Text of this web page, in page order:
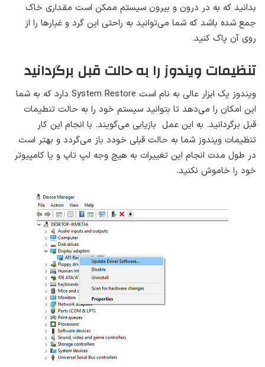
بدانید که به در درون و بیرون سیستم ممکن است مقداری خاک
جمع شده باشد که شما می‌توانید به راحتی این گرد و غبارها را از
روی آن پاک کنید.
تنظیمات ویندوز را به حالت قبل برگردانید
ویندوز یک ابزار عالی به نام است System Restore دارد که به شما
این امکان را می‌دهد تا بتوانید سیستم خود را به حالت تنطیمات
قبل برگردانید. به این عمل بازیابی می‌گویند. با انجام این کار
تنظیمات ویندوز شما به حالت قبلی خودد باز می‌گردد و بهتر است
در طول مدت انجام این تغییرات به هیچ وجه لپ تاپ و یا کامپیوتر
خود را خاموش نکنید.